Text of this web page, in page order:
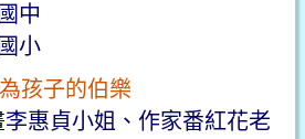
中
小
孩子的伯樂
惠貞小姐、作家番紅花老